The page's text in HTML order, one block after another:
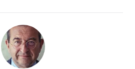
Karlov a Němčice. V letech
se Správou uprchlických
vnitra, jako psychiatr jsem
táborů a podobných
zařízení.